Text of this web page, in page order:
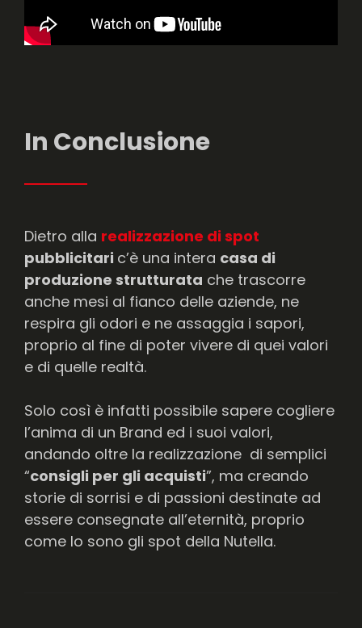
In Conclusione
Dietro alla realizzazione di spot
pubblicitari c’è una intera casa di
produzione strutturata che trascorre
anche mesi al fianco delle aziende, ne
respira gli odori e ne assaggia i sapori,
proprio al fine di poter vivere di quei valori
e di quelle realtà.
Solo così è infatti possibile sapere cogliere
l’anima di un Brand ed i suoi valori,
andando oltre la realizzazione di semplici
“consigli per gli acquisti”, ma creando
storie di sorrisi e di passioni destinate ad
essere consegnate all’eternità, proprio
come lo sono gli spot della Nutella.